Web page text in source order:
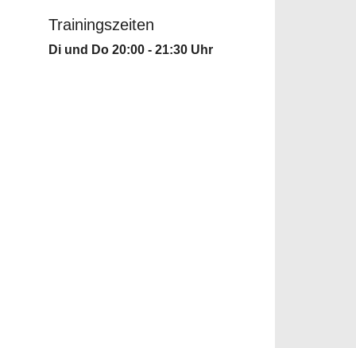
Trainingszeiten
Di und Do 20:00 - 21:30 Uhr